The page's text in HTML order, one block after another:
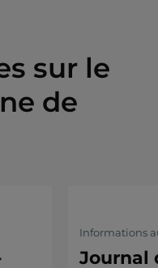
sur le
de
Informations
Journal